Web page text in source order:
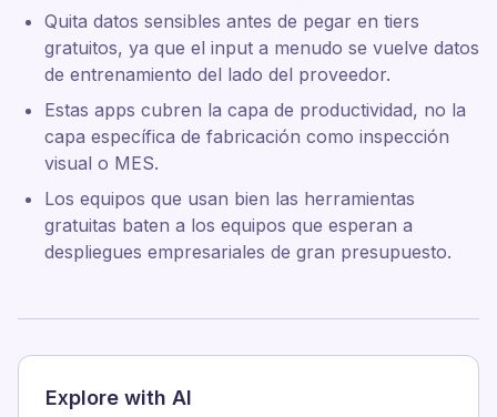
Quita datos sensibles antes de pegar en tiers
gratuitos, ya que el input a menudo se vuelve datos
de entrenamiento del lado del proveedor.
Estas apps cubren la capa de productividad, no la
capa específica de fabricación como inspección
visual o MES.
Los equipos que usan bien las herramientas
gratuitas baten a los equipos que esperan a
despliegues empresariales de gran presupuesto.
Explore with AI